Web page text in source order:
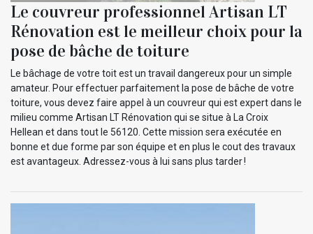
Le couvreur professionnel Artisan LT
Rénovation est le meilleur choix pour la
pose de bâche de toiture
Le bâchage de votre toit est un travail dangereux pour un simple
amateur. Pour effectuer parfaitement la pose de bâche de votre
toiture, vous devez faire appel à un couvreur qui est expert dans le
milieu comme Artisan LT Rénovation qui se situe à La Croix
Hellean et dans tout le 56120. Cette mission sera exécutée en
bonne et due forme par son équipe et en plus le cout des travaux
est avantageux. Adressez-vous à lui sans plus tarder !